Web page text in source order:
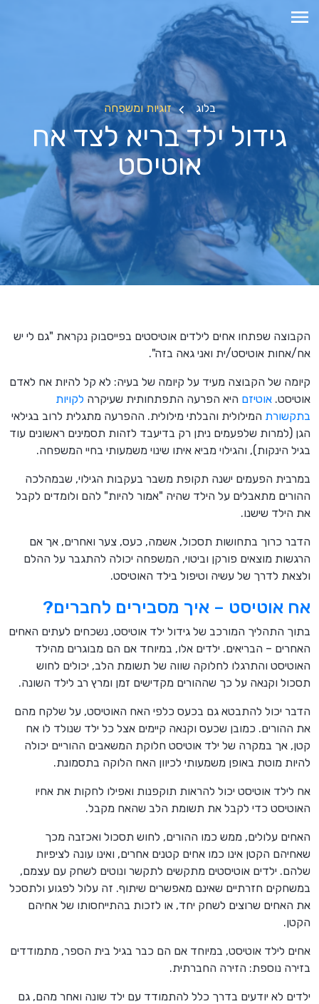
בלוג זוגיות ומשפחה
גידול ילד בריא לצד אח
אוטיסט
הקבוצה שפתחו אחים לילדים אוטיסטים בפייסבוק נקראת "גם לי יש
אח/אחות אוטיסט/ית ואני גאה בזה".
קיומה של הקבוצה מעיד על קיומה של בעיה: לא קל להיות אח לאדם
אוטיסט. אוטיזם היא הפרעה התפתחותית שעיקרה לקויות
בתקשורת המילולית והבלתי מילולית. ההפרעה מתגלית לרוב בגילאי
הגן (למרות שלפעמים ניתן רק בדיעבד לזהות תסמינים ראשונים עוד
בגיל הינקות), והגילוי מביא איתו שינוי משמעותי בחיי המשפחה.
במרבית הפעמים ישנה תקופת משבר בעקבות הגילוי, שבמהלכה
ההורים מתאבלים על הילד שהיה "אמור להיות" להם ולומדים לקבל
את הילד שישנו.
הדבר כרוך בתחושות תסכול, אשמה, כעס, צער ואחרים, אך אם
הרגשות מוצאים פורקן וביטוי, המשפחה יכולה להתגבר על ההלם
ולצאת לדרך של עשיה וטיפול בילד האוטיסט.
אח אוטיסט – איך מסבירים לחברים?
בתוך התהליך המורכב של גידול ילד אוטיסט, נשכחים לעתים האחים
האחרים – הבריאים. ילדים אלו, במיוחד אם הם מבוגרים מהילד
האוטיסט והתרגלו לחלוקה שווה של תשומת הלב, יכולים לחוש
תסכול וקנאה על כך שההורים מקדישים זמן ומרץ רב לילד השונה.
הדבר יכול להתבטא גם בכעס כלפי האח האוטיסט, על שלקח מהם
את ההורים. כמובן שכעס וקנאה קיימים אצל כל ילד שנולד לו אח
קטן, אך במקרה של ילד אוטיסט חלוקת המשאבים ההוריים יכולה
להיות מוטת באופן משמעותי לכיוון האח הלוקה בתסמונת.
אח לילד אוטיסט יכול להראות תוקפנות ואפילו לחקות את אחיו
האוטיסט כדי לקבל את תשומת הלב שהאח מקבל.
האחים עלולים, ממש כמו ההורים, לחוש תסכול ואכזבה מכך
שאחיהם הקטן אינו כמו אחים קטנים אחרים, ואינו עונה לציפיות
שלהם. ילדים אוטיסטים מתקשים לתקשר ונוטים לשחק עם עצמם,
במשחקים חזרתיים שאינם מאפשרים שיתוף. זה עלול לפגוע ולתסכל
את האחים שרוצים לשחק יחד, או לזכות בהתייחסותו של אחיהם
הקטן.
אחים לילד אוטיסט, במיוחד אם הם כבר בגיל בית הספר, מתמודדים
בזירה נוספת: הזירה החברתית.
ילדים לא יודעים בדרך כלל להתמודד עם ילד שונה ואחר מהם, גם